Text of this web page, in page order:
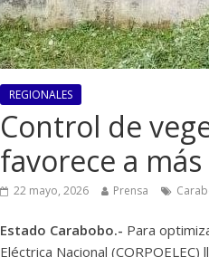
REGIONALES
Control de
favorece a
22 mayo, 2026 Prensa
Estado Carabobo.- Para
Eléctrica Nacional